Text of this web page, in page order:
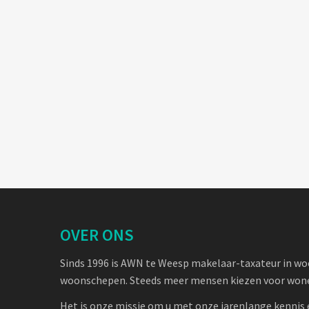
OVER ONS
Sinds 1996 is AWN te Weesp makelaar-taxateur in
woonschepen. Steeds meer mensen kiezen voor
Het is onze missie om u met onze jarenlange kennis